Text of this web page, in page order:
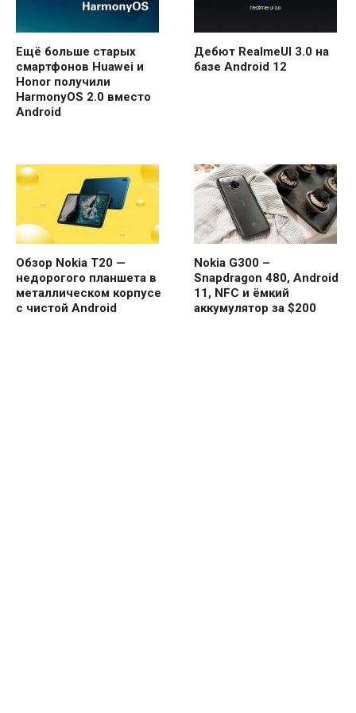
Ещё больше старых
смартфонов Huawei и
Honor получили
HarmonyOS 2.0 вместо
Android
Дебют RealmeUI 3.0 на
базе Android 12
Обзор Nokia T20 —
недорогого планшета в
металлическом корпусе
с чистой Android
Nokia G300 –
Snapdragon 480, Android
11, NFC и ёмкий
аккумулятор за $200